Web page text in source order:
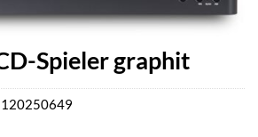
Spieler graphit